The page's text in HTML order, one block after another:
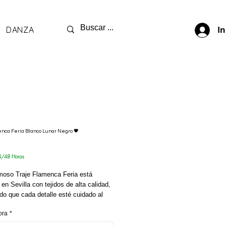
DANZA
Feria Blanco Lunar Negro 🖤
48 Horas
Traje Flamenca Feria está
en Sevilla con tejidos de alta calidad,
que cada detalle esté cuidado al
estiliza la figura con una falda que se
*